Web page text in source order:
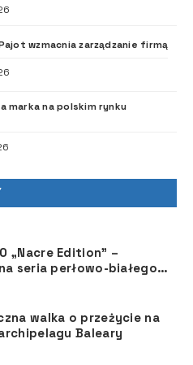
wzmacnia zarządzanie firmą
marka na polskim rynku
„Nacre Edition” –
seria perłowo-białego
walka o przeżycie na
Baleary